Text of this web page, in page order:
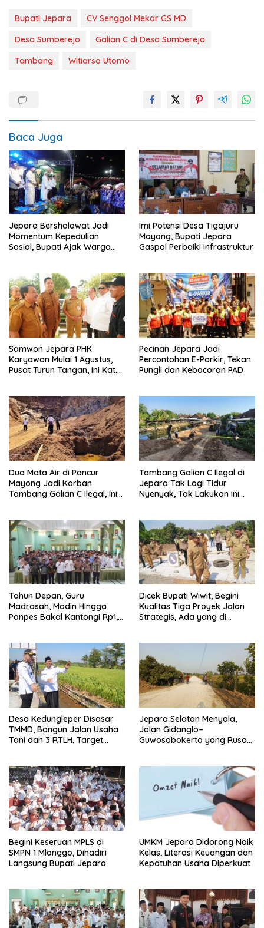
Bupati Jepara
CV Senggol Mekar GS MD
Desa Sumberejo
Galian C di Desa Sumberejo
Tambang
Witiarso Utomo
Baca Juga
Jepara Bersholawat Jadi
Momentum Kepedulian
Sosial, Bupati Ajak Warga
Imi Potensi Desa Tigajuru
Mayong, Bupati Jepara
Gaspol Perbaiki Infrastruktur
Samwon Jepara PHK
Karyawan Mulai 1 Agustus,
Pusat Turun Tangan, Ini Kata
Pecinan Jepara Jadi
Percontohan E-Parkir, Tekan
Pungli dan Kebocoran PAD
Dua Mata Air di Pancur
Mayong Jadi Korban
Tambang Galian C Ilegal, Ini
Tambang Galian C Ilegal di
Jepara Tak Lagi Tidur
Nyenyak, Tak Lakukan Ini
Tahun Depan, Guru
Madrasah, Madin Hingga
Ponpes Bakal Kantongi Rp1,2
Dicek Bupati Wiwit, Begini
Kualitas Tiga Proyek Jalan
Strategis, Ada yang di
Desa Kedungleper Disasar
TMMD, Bangun Jalan Usaha
Tani dan 3 RTLH, Target
Jepara Selatan Menyala,
Jalan Gidanglo–
Guwosobokerto yang Rusak
Begini Keseruan MPLS di
SMPN 1 Mlonggo, Dihadiri
Langsung Bupati Jepara
UMKM Jepara Didorong Naik
Kelas, Literasi Keuangan dan
Kepatuhan Usaha Diperkuat